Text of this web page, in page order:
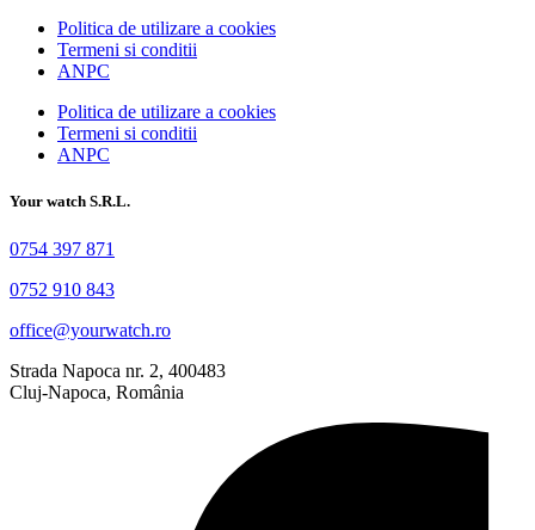
Politica de utilizare a cookies
Termeni si conditii
ANPC
Politica de utilizare a cookies
Termeni si conditii
ANPC
Your watch S.R.L.
0754 397 871
0752 910 843
office@yourwatch.ro
Strada Napoca nr. 2, 400483
Cluj-Napoca, România